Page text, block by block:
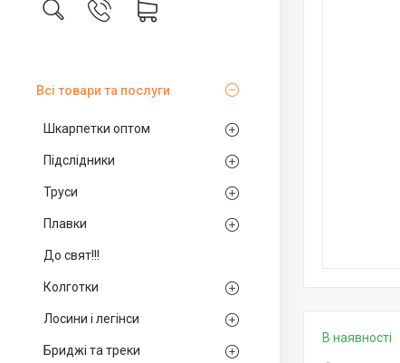
Всі товари та послуги
Шкарпетки оптом
Підслідники
Труси
Плавки
До свят!!!
Колготки
Лосини і легінси
Бриджі та треки
В наявності